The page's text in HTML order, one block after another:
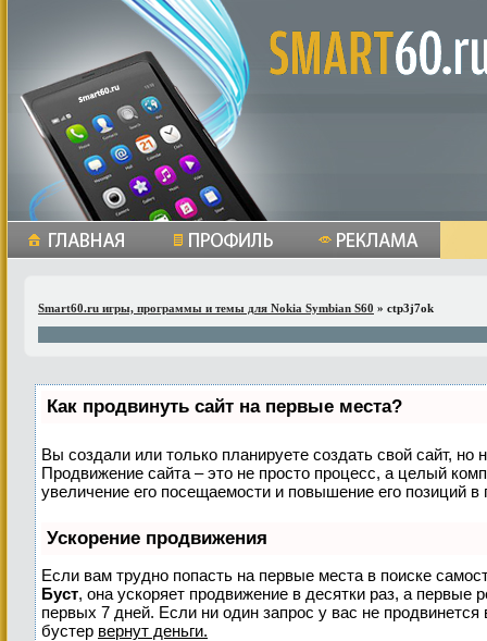
Smart60.ru игры, программы и темы для Nokia Symbian S60 » ctp3j7ok
Как продвинуть сайт на первые места?
Вы создали или только планируете создать свой сайт, но
Продвижение сайта – это не просто процесс, а целый
увеличение его посещаемости и повышение его позиций в
Ускорение продвижения
Если вам трудно попасть на первые места в поиске
Буст, она ускоряет продвижение в десятки раз, а первые
первых 7 дней. Если ни один запрос у вас не
бустер вернут деньги.